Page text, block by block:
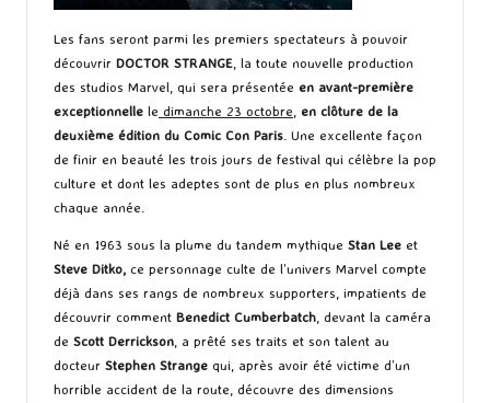
Les fans seront parmi les premiers spectateurs à pouvoir
découvrir DOCTOR STRANGE , la toute nouvelle production
des studios Marvel, qui sera présentée en avant-première
exceptionnelle le dimanche 23 octobre en clôture de la
deuxième édition du Comic Con Paris . Une excellente façon
de finir en beauté les trois jours de festival qui célèbre la pop
culture et dont les adeptes sont de plus en plus nombreux
chaque année.
Né en 1963 sous la plume du tandem mythique Stan Lee et
Steve Ditko, ce personnage culte de l’univers Marvel compte
déjà dans ses rangs de nombreux supporters, impatients de
découvrir comment Benedict Cumberbatch , devant la caméra
de Scott Derrickson , a prêté ses traits et son talent au
docteur Stephen Strange qui, après avoir été victime d’un
horrible accident de la route, découvre des dimensions